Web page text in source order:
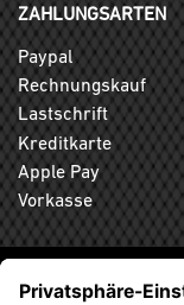
ZAHLUNGSARTEN
Paypal
Rechnungskauf
Lastschrift
Kreditkarte
Apple Pay
Vorkasse
ABONNIEREN SIE